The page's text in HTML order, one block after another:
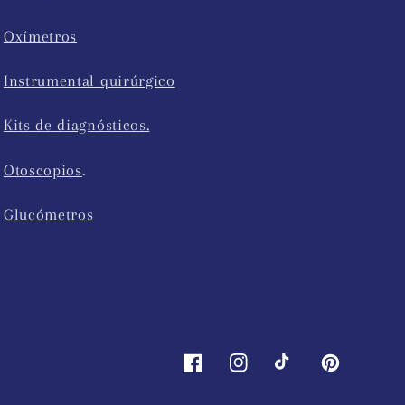
Oxímetros
Instrumental quirúrgico
Kits de diagnósticos.
Otoscopios.
Glucómetros
FacebookInstagramTikTok Pinterest